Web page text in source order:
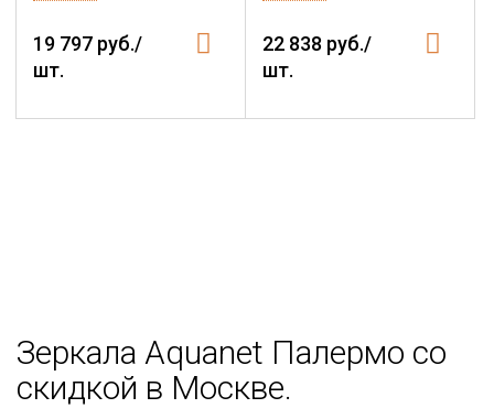
19 797 руб./
шт.
22 838 руб./
шт.
Зеркала Aquanet Палермо со
скидкой в Москве.